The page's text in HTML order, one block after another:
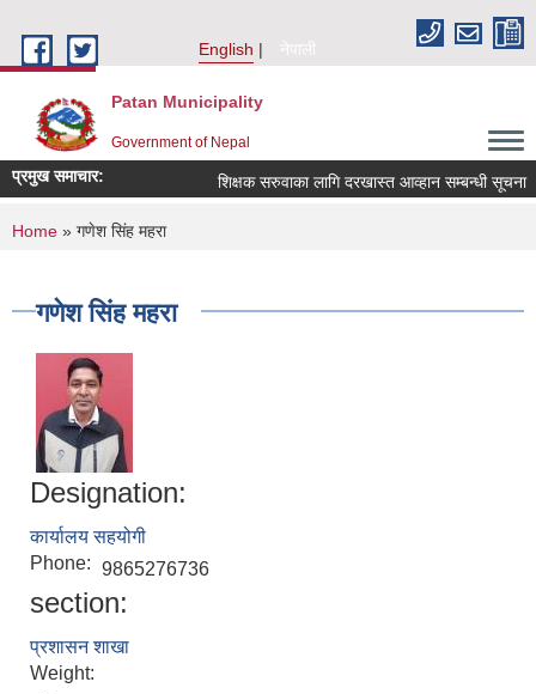
English
नेपाली
Patan Municipality
Government of Nepal
प्रमुख समाचार: शिक्षक सरुवाका लागि दरखास्त आव्हान सम्बन्धी सूचना ।
You are here
Home » गणेश सिंह महरा
गणेश सिंह महरा
Designation:
कार्यालय सहयोगी
Phone: 9865276736
section:
प्रशासन शाखा
Weight: